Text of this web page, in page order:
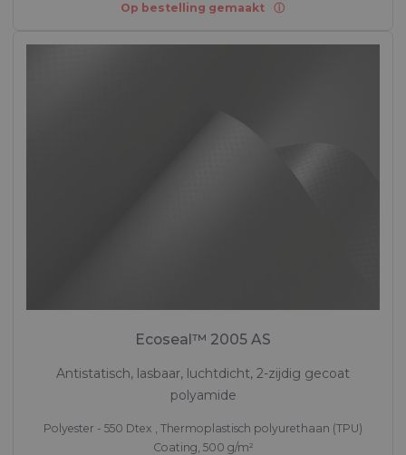
Op bestelling gemaakt
Ecoseal™ 2005 AS
Antistatisch, lasbaar, luchtdicht, 2-zijdig gecoat
polyamide
Polyester - 550 Dtex , Thermoplastisch polyurethaan (TPU)
Coating, 500 g/m²